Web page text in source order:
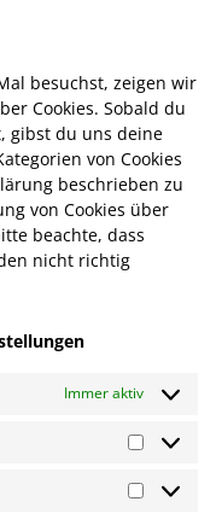
besuchst, zeigen wir
Cookies. Sobald du
gibst du uns deine
von Cookies
beschrieben zu
von Cookies über
beachte, dass
nicht richtig
Immer aktiv